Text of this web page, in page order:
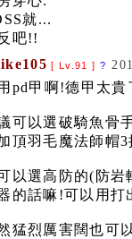
就...
吧!!
[ Lv.91 ] ?
pd甲啊!德甲太
可以選破騎魚骨
頂羽毛魔法師帽
以選高防的(防
的話嘛!可以用
猛烈厲害闊也可